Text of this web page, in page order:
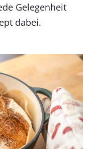
Gelegenheit
dabei.